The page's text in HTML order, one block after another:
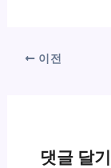
이전
댓글 달기